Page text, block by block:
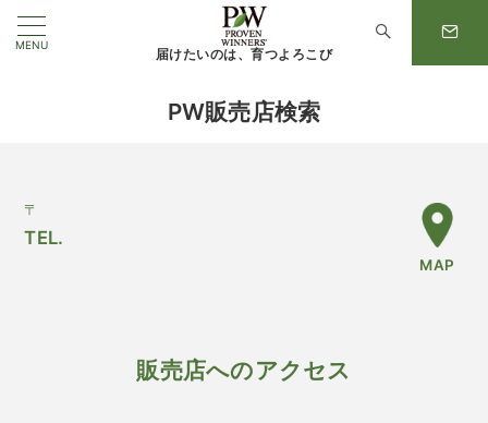
MENU
届けたいのは、育つよろこび
PW販売店検索
〒
TEL.
MAP
販売店へのアクセス